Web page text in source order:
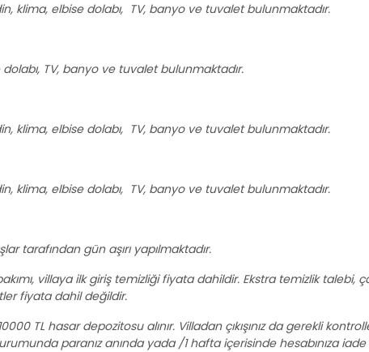
klima, elbise dolabı, TV, banyo ve tuvalet bulunmaktadır.
TV, banyo ve tuvalet bulunmaktadır.
klima, elbise dolabı, TV, banyo ve tuvalet bulunmaktadır.
klima, elbise dolabı, TV, banyo ve tuvalet bulunmaktadır.
tarafından gün aşırı yapılmaktadır.
villaya ilk giriş temizliği fiyata dahildir. Ekstra temizlik talebi,
fiyata dahil değildir.
TL hasar depozitosu alınır. Villadan çıkışınız da gerekli
paranız anında yada /1 hafta içerisinde hesabınıza iade